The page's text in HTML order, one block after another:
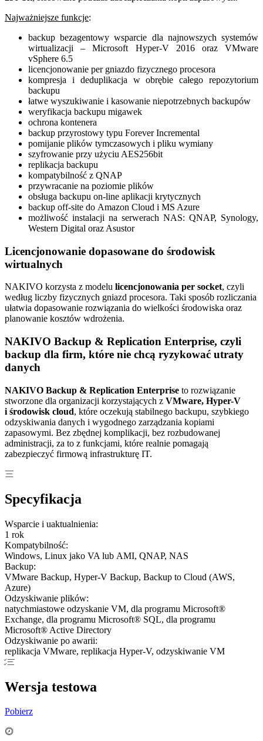
Najważniejsze funkcje:
backup bezagentowy wsparcie dla najnowszych systemów
wirtualizacji – Microsoft Hyper-V 2016 oraz VMware
vSphere 6.5
licencjonowanie per gniazdo fizycznego procesora
kompresja i deduplikacja w obrębie całego repozytorium
backupu
łatwe wyszukiwanie i kasowanie niepotrzebnych backupów
weryfikacja backupu migawek
ochrona kontenera
backup przyrostowy typu Forever Incremental
pomijanie plików tymczasowych i pliku wymiany
szyfrowanie przy użyciu AES256bit
replikacja backupu
kompatybilność z QNAP
przywracanie na poziomie plików
obsługa backupu on-line aplikacji krytycznych
backup off-site do Amazon Cloud i MS Azure
możliwość instalacji na serwerach NAS: QNAP, Synology,
Western Digital oraz Asustor
Licencjonowanie dopasowane do środowisk
wirtualnych
NAKIVO korzysta z modelu licencjonowania per socket, czyli
według liczby fizycznych gniazd procesora. Taki sposób rozliczania
ułatwia dopasowanie rozwiązania do wielkości środowiska oraz
planowanie kosztów wdrożenia.
NAKIVO Backup & Replication Enterprise, czyli
backup dla firm, które nie chcą ryzykować utraty
danych
NAKIVO Backup & Replication Enterprise to rozwiązanie
stworzone dla organizacji korzystających z VMware, Hyper-V
i środowisk cloud, które oczekują stabilnego backupu, szybkiego
odzyskiwania danych i wygodnego zarządzania kopiami
zapasowymi. Bez zbędnej komplikacji, bez rozbudowanej
administracji, za to z funkcjami, które realnie pomagają
zabezpieczyć firmową infrastrukturę IT.
Specyfikacja
Wsparcie i uaktualnienia:
1 rok
Kompatybilność:
Windows, Linux jako VA lub AMI, QNAP, NAS
Backup:
VMware Backup, Hyper-V Backup, Backup to Cloud (AWS,
Azure)
Odzyskiwanie plików:
natychmiastowe odzyskanie VM, dla programu Microsoft®
Exchange, dla programu Microsoft® SQL, dla programu
Microsoft® Active Directory
Odzyskiwanie po awarii:
replikacja VMware, replikacja Hyper-V, odzyskiwanie VM
Wersja testowa
Pobierz